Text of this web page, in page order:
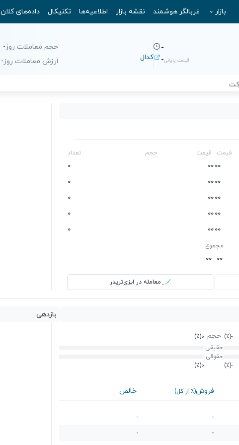
بازار غربالگر هوشمند نقشه بازار اطلاعیه‌ها تکنیکال داده‌های کلان
-
قیمت پایانی- کدال
حجم معاملات روز-
ارزش معاملات روز-
قیمت قیمت حجم
تعداد
0
0
0
0
0
0
0
0
0
0
0
0
0
0
0
0
0
0
0
0
0
0
0
0
0
مجموع
0
0
0
0
معامله در ایزی‌تریدر
-(٪) حجم 0(٪)
حقیقی
حقوقی
-(٪) 0(٪)
فروش(٪ از کل) خالص
-
-
-
-
بازدهی